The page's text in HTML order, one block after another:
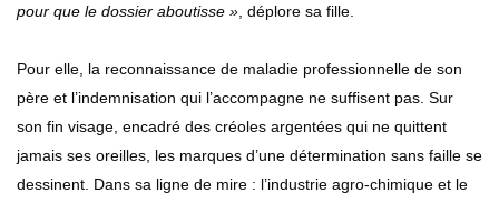
pour que le dossier aboutisse » , déplore sa fille.
Pour elle, la reconnaissance de maladie professionnelle de son
père et l’indemnisation qui l’accompagne ne suffisent pas. Sur
son fin visage, encadré des créoles argentées qui ne quittent
jamais ses oreilles, les marques d’une détermination sans faille se
dessinent. Dans sa ligne de mire : l’industrie agro-chimique et le